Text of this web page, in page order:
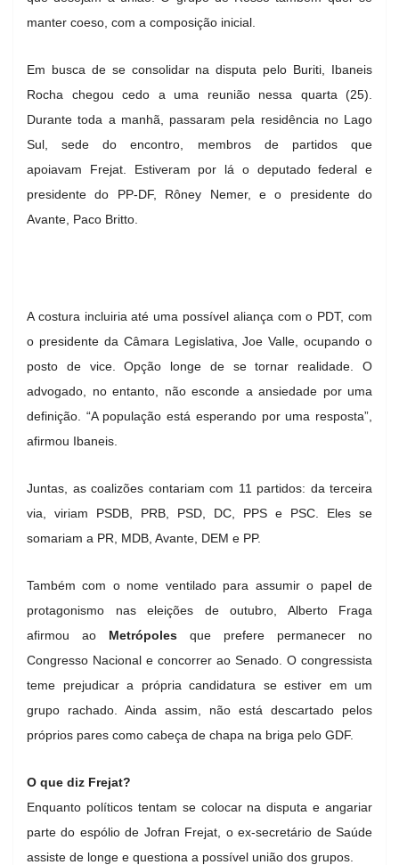
manter coeso, com a composição inicial.
Em busca de se consolidar na disputa pelo Buriti, Ibaneis
Rocha chegou cedo a uma reunião nessa quarta (25).
Durante toda a manhã, passaram pela residência no Lago
Sul, sede do encontro, membros de partidos que
apoiavam Frejat. Estiveram por lá o deputado federal e
presidente do PP-DF, Rôney Nemer, e o presidente do
Avante, Paco Britto.
A costura incluiria até uma possível aliança com o PDT, com
o presidente da Câmara Legislativa, Joe Valle, ocupando o
posto de vice. Opção longe de se tornar realidade. O
advogado, no entanto, não esconde a ansiedade por uma
definição. “A população está esperando por uma resposta”,
afirmou Ibaneis.
Juntas, as coalizões contariam com 11 partidos: da terceira
via, viriam PSDB, PRB, PSD, DC, PPS e PSC. Eles se
somariam a PR, MDB, Avante, DEM e PP.
Também com o nome ventilado para assumir o papel de
protagonismo nas eleições de outubro, Alberto Fraga
afirmou ao Metrópoles que prefere permanecer no
Congresso Nacional e concorrer ao Senado. O congressista
teme prejudicar a própria candidatura se estiver em um
grupo rachado. Ainda assim, não está descartado pelos
próprios pares como cabeça de chapa na briga pelo GDF.
O que diz Frejat?
Enquanto políticos tentam se colocar na disputa e angariar
parte do espólio de Jofran Frejat, o ex-secretário de Saúde
assiste de longe e questiona a possível união dos grupos.